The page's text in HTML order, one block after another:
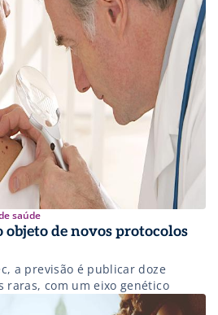
saúde
objeto de novos protocolos
a previsão é publicar doze
raras, com um eixo genético